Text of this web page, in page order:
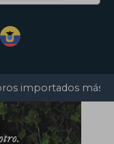
importados más